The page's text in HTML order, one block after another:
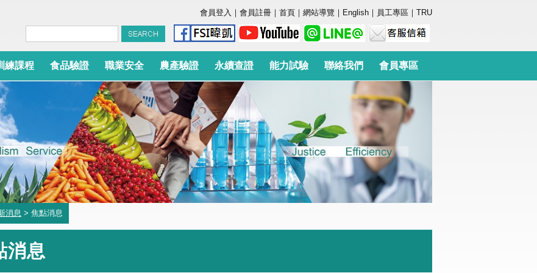
會員登入 ｜ 會員註冊 ｜ 首頁 ｜ 網站導覽 ｜ English ｜ 員工專區 ｜ TRU
練課程 食品驗證 職業安全 農產驗證 永續查證 能力試驗 聯絡我們 會員專區
消息 > 焦點消息
消息